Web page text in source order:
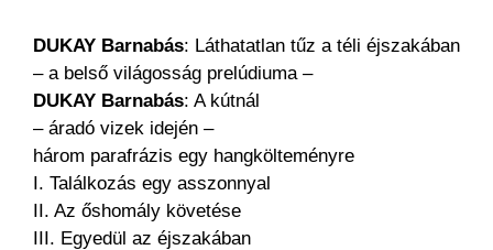
DUKAY Barnabás: Láthatatlan tűz a téli éjszakában
– a belső világosság prelúdiuma –
DUKAY Barnabás: A kútnál
– áradó vizek idején –
három parafrázis egy hangkölteményre
I. Találkozás egy asszonnyal
II. Az őshomály követése
III. Egyedül az éjszakában